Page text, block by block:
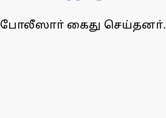
போலீஸாா் கைது செய்தனா்.